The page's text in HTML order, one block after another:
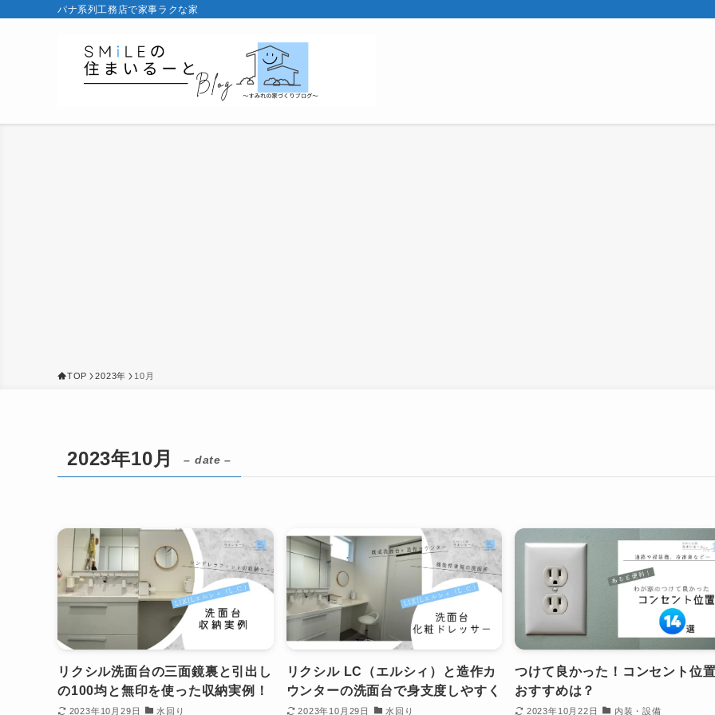
パナ系列工務店で家事ラクな家
TOP 2023年 10月
2023年10月 – date –
リクシル洗面台の三面鏡裏と引出し
の100均と無印を使った収納実例！
2023年10月29日 水回り
リクシル LC（エルシィ）と造作カ
ウンターの洗面台で身支度しやすく
2023年10月29日 水回り
つけて良かった！コンセント位
おすすめは？
2023年10月22日 内装・設備